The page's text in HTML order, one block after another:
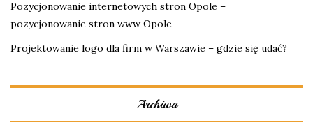
Pozycjonowanie internetowych stron Opole –
pozycjonowanie stron www Opole
Projektowanie logo dla firm w Warszawie – gdzie się udać?
Archiwa